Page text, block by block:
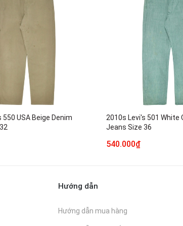
550 USA Beige Denim
2010s Levi's 501 White
Jeans Size 36
540.000₫
Hướng dẫn
Hướng dẫn mua hàng